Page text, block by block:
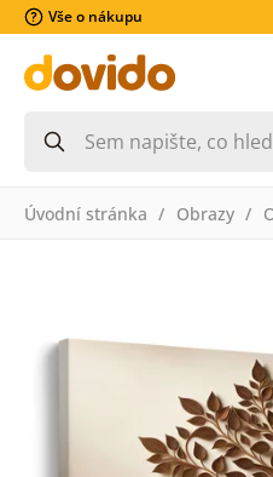
Vše o nákupu
Úvodní stránka Obrazy